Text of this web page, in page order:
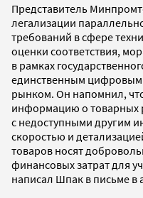
Представитель
легализации
требований в сфере
оценки соответствия,
в рамках
единственным цифровым
рынком. Он напомнил,
информацию о товарных
с недоступными другим
скоростью и
товаров носят
финансовых затрат для
написал Шпак в письме в